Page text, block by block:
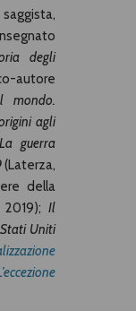
degli
autore
mondo.
agli
La guerra
(Laterza,
della
2019); Il
Uniti